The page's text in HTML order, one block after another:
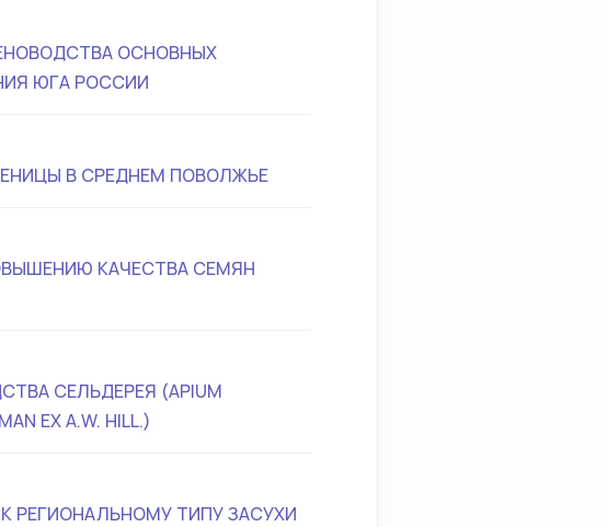
ОСНОВНЫХ
ЮГА РОССИИ
В СРЕДНЕМ ПОВОЛЖЬЕ
КАЧЕСТВА СЕМЯН
СЕЛЬДЕРЕЯ (APIUM
EX A.W. HILL.)
РЕГИОНАЛЬНОМУ ТИПУ ЗАСУХИ